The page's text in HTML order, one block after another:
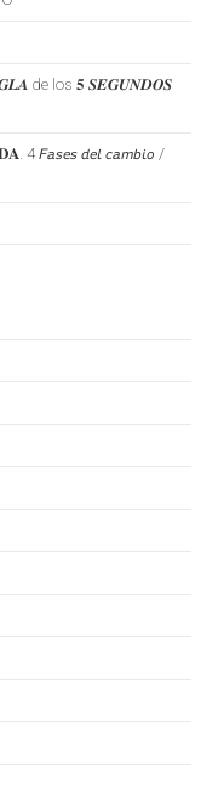
de los 𝟓 𝑺𝑬𝑮𝑼𝑵𝑫𝑶𝑺
4 𝘍𝘢𝘴𝘦𝘴 𝘥𝘦𝘭 𝘤𝘢𝘮𝘣𝘪𝘰 /